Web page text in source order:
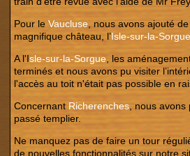
Pour le Vaucluse , nous avons ajouté
magnifique château, l’Isle-sur-la-Sorgue
A l'Isle-sur-la-Sorgue , les
terminés et nous avons pu visiter
l'accès au toit n'était pas possible en
Concernant Richerenches , nous
passé templier.
Ne manquez pas de faire un tour
de nouvelles fonctionnalités sur notre